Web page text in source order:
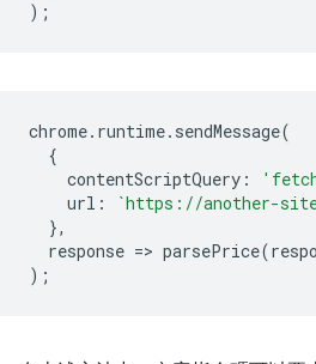
);
chrome. runtime. sendMessage(
{
contentScriptQuery :
url :
`https://another-
},
response => parsePrice(
);